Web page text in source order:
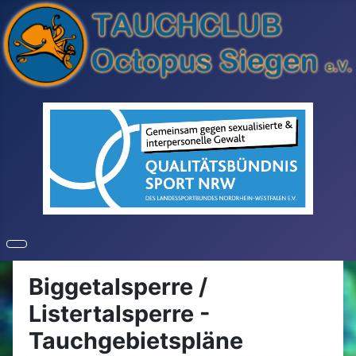
Biggetalsperre /
Listertalsperre -
Tauchgebietspläne